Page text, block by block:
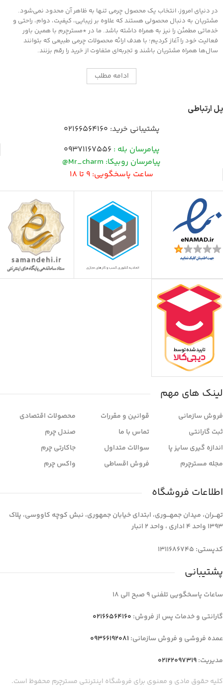
در دنیای امروز، انتخاب یک محصول چرمی تنها به ظاهر آن محدود نمی‌شود.
مشتریان به دنبال محصولی هستند که علاوه بر زیبایی، کیفیت، دوام، راحتی و
خدماتی مطمئن را نیز به همراه داشته باشد. ما در *مسترچرم با همین باور
فعالیت خود را آغاز کردیم؛ با هدف ارائه محصولات چرمی طبیعی که بتوانند
سال‌ها همراه مشتریان باشند و تجربه‌ای متفاوت از خرید را رقم بزنند.
ادامه مطلب
پل ارتباطی
پشتیبانی خرید: 02166564160
پیامرسان بله : 09371167556
پیامرسان روبیکا: Mr_charm@
ساعت پاسخگویی: 9 تا 18
لینک های مهم
فروش سازمانی
ثبت گارانتی
اندازه گیری سایز پا
مجله مسترچرم
قوانین و مقررات
تماس با ما
سوالات متداول
فروش اقساطی
محصولات اقتصادی
صندل چرم
جاکارتی چرم
واکس چرم
اطلاعات فروشگاه
تهـــران، میدان جمهـــوری، ابتدای خیابان جمهوری، نبش کوچه کاووسی، پلاک
1393 واحد 4 اداری ، واحد 2 انبار
کدپستی: 1311686745
پشتیبانی
ساعات پاسخگویی تلفنی 9 صبح الی 18
گارانتی و خدمات پس از فروش: 02166564160
عمده فروشی و فروش سازمانی: 09366192081
مدیریت:02122097319
کلیه حقوق مادی و معنوی برای فروشگاه اینترنتی مسترچرم محفوظ است.